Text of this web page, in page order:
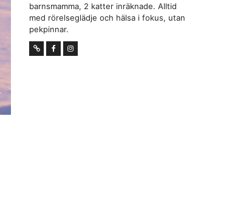
barnsmamma, 2 katter inräknade. Alltid
med rörelseglädje och hälsa i fokus, utan
pekpinnar.